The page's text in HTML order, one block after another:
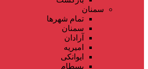
سمنان
تمام شهر‌ها
سمنان
آرادان
امیریه
ایوانکی
بسطام